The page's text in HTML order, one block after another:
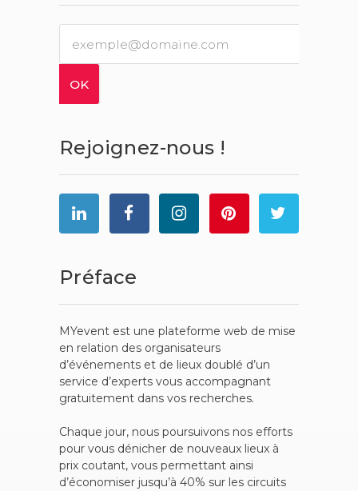
Rejoignez-nous !
Préface
MYevent est une plateforme web de mise
en relation des organisateurs
d’événements et de lieux doublé d’un
service d’experts vous accompagnant
gratuitement dans vos recherches.
Chaque jour, nous poursuivons nos efforts
pour vous dénicher de nouveaux lieux à
prix coutant, vous permettant ainsi
d’économiser jusqu’à 40% sur les circuits